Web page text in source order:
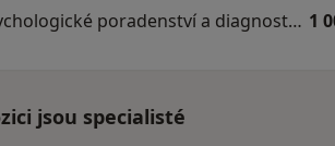
Psychologické poradenství a diagnostika - individuální terapie - česky nebo anglicky 1
jsou specialisté